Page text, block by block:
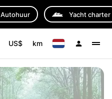
Autohuur Yacht charter
US$ km